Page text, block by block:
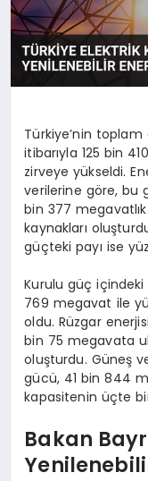
Türkiye’nin
itibarıyla 125 bin
zirveye yükseldi.
verilerine göre, bu
bin 377
kaynakları
güçteki payı ise
Kurulu güç içindeki
769 megavat ile
oldu. Rüzgar
bin 75 megavata
oluşturdu. Güneş
gücü, 41 bin 844
kapasitenin üçte
Bakan